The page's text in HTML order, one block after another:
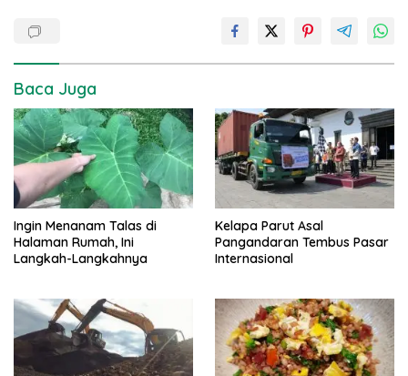
Baca Juga
Ingin Menanam Talas di
Halaman Rumah, Ini
Langkah-Langkahnya
Kelapa Parut Asal
Pangandaran Tembus Pasar
Internasional